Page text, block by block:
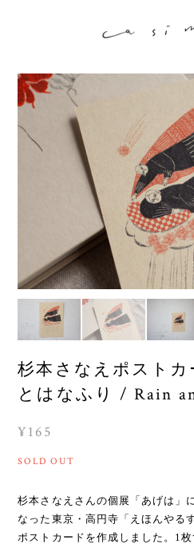
杉本さなえポスト
とはなふり / Rain
¥165
SOLD OUT
杉本さなえさんの個展「あげは」
なった東京・高円寺「えほんやる
ポストカードを作成しました。1